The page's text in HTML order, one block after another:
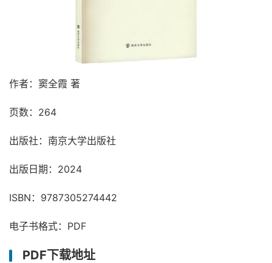
作者：窦全霞 著
页数：264
出版社：南京大学出版社
出版日期：2024
ISBN：9787305274442
电子书格式：PDF
PDF下载地址